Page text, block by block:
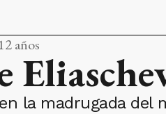
años
la madrugada